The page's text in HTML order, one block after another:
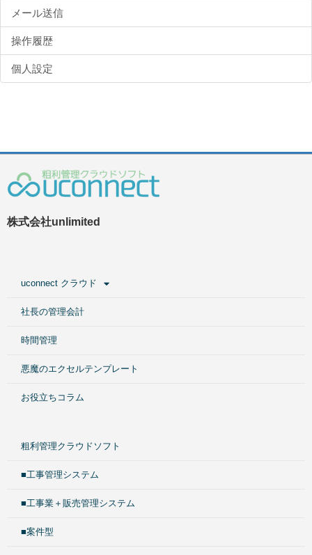
メール送信
操作履歴
個人設定
株式会社unlimited
uconnect クラウド
社長の管理会計
時間管理
悪魔のエクセルテンプレート
お役立ちコラム
粗利管理クラウドソフト
■工事管理システム
■工事業＋販売管理システム
■案件型